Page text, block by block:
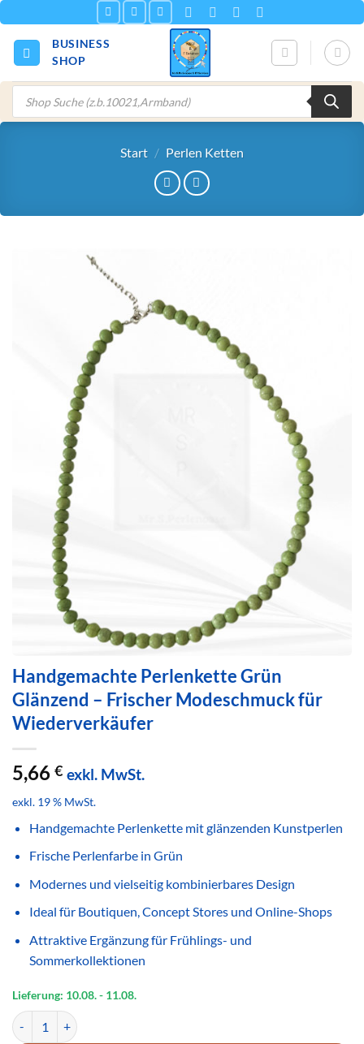
Inhalt
springen
BUSINESS
SHOP
Products
search
Start / Perlen Ketten
Handgemachte Perlenkette Grün
Glänzend – Frischer Modeschmuck für
Wiederverkäufer
5,66 € exkl. MwSt.
exkl. 19 % MwSt.
Handgemachte Perlenkette mit glänzenden Kunstperlen
Frische Perlenfarbe in Grün
Modernes und vielseitig kombinierbares Design
Ideal für Boutiquen, Concept Stores und Online-Shops
Attraktive Ergänzung für Frühlings- und
Sommerkollektionen
Lieferung: 10.08.- 11.08.
Handgemachte Perlenkette Grün Glänzend – Frischer